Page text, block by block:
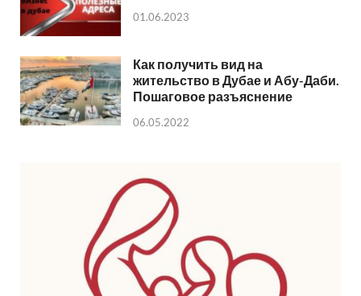
01.06.2023
Как получить вид на
жительство в Дубае и Абу-Даби.
Пошаговое разъяснение
06.05.2022